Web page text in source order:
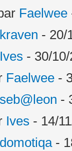
Faelwee
kraven - 20/
Ives - 30/
Faelwee -
seb@leon -
Ives - 14/
domotiqa-